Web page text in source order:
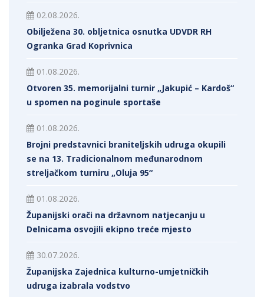
02.08.2026.
Obilježena 30. obljetnica osnutka UDVDR RH
Ogranka Grad Koprivnica
01.08.2026.
Otvoren 35. memorijalni turnir „Jakupić – Kardoš“
u spomen na poginule sportaše
01.08.2026.
Brojni predstavnici braniteljskih udruga okupili
se na 13. Tradicionalnom međunarodnom
streljačkom turniru „Oluja 95“
01.08.2026.
Županijski orači na državnom natjecanju u
Delnicama osvojili ekipno treće mjesto
30.07.2026.
Županijska Zajednica kulturno-umjetničkih
udruga izabrala vodstvo